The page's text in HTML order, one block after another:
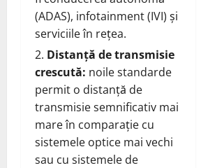
(ADAS), infotainment (IVI) și
serviciile în rețea.
Distanță de transmisie
crescută: noile standarde
permit o distanță de
transmisie semnificativ mai
mare în comparație cu
sistemele optice mai vechi
sau cu sistemele de